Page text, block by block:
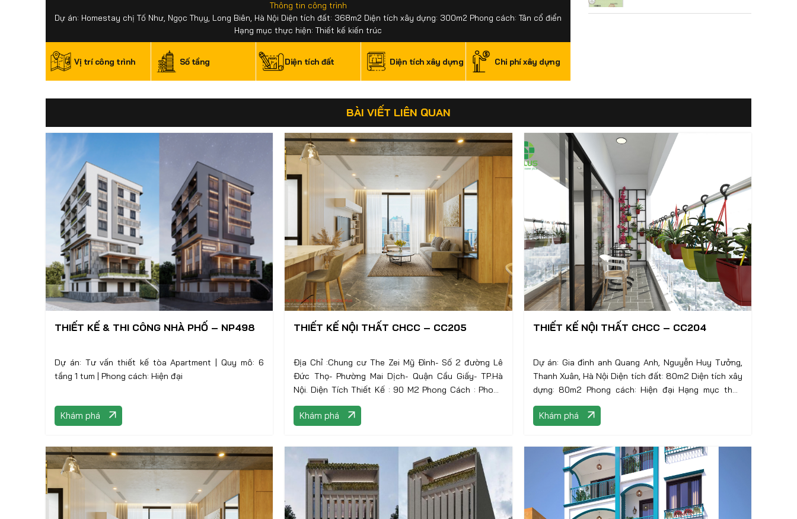
Thông tin công trình
Dự án: Homestay chị Tố Như, Ngọc Thụy, Long Biên, Hà Nội Diện tích đất: 368m2 Diện tích xây dựng: 300m2 Phong cách: Tân cổ điển
Hạng mục thực hiện: Thiết kế kiến trúc
Vị trí công trình Số tầng Diện tích đất Diện tích xây dựng Chi phí xây dựng
BÀI VIẾT LIÊN QUAN
THIẾT KẾ & THI CÔNG NHÀ PHỐ – NP498
Dự án: Tư vấn thiết kế tòa Apartment | Quy mô: 6
tầng 1 tum | Phong cách: Hiện đại
Khám phá
THIẾT KẾ NỘI THẤT CHCC – CC205
Địa Chỉ :Chung cư The Zei Mỹ Đình- Số 2 đường Lê
Đức Thọ- Phường Mai Dịch- Quận Cầu Giấy- TP.Hà
Nội. Diện Tích Thiết Kế : 90 M2 Phong Cách : Phong
Cách Taiwan Hạng Mục Thực Hiện : Tư Vấn – Thiết
Kế.
Khám phá
THIẾT KẾ NỘI THẤT CHCC – CC204
Dự án: Gia đình anh Quang Anh, Nguyễn Huy Tưởng,
Thanh Xuân, Hà Nội Diện tích đất: 80m2 Diện tích xây
dựng: 80m2 Phong cách: Hiện đại Hạng mục thực
hiện: Thiết kế nội thất
Khám phá